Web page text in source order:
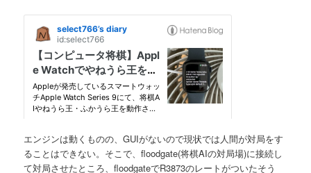
へ
移
動
エンジンは動くものの、GUIがないので現状では人間が対局をす
ることはできない。そこで、floodgate(将棋AIの対局場)に接続し
て対局させたところ、floodgateでR3873のレートがついたそう